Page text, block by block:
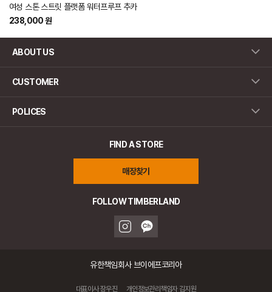
여성 스톤 스트릿 플랫폼 워터프루프 추카
238,000 원
ABOUT US
CUSTOMER
POLICES
FIND A STORE
매장찾기
FOLLOW TIMBERLAND
유한책임회사 브이에프코리아
대표이사 장우진 개인정보관리책임자 김지원